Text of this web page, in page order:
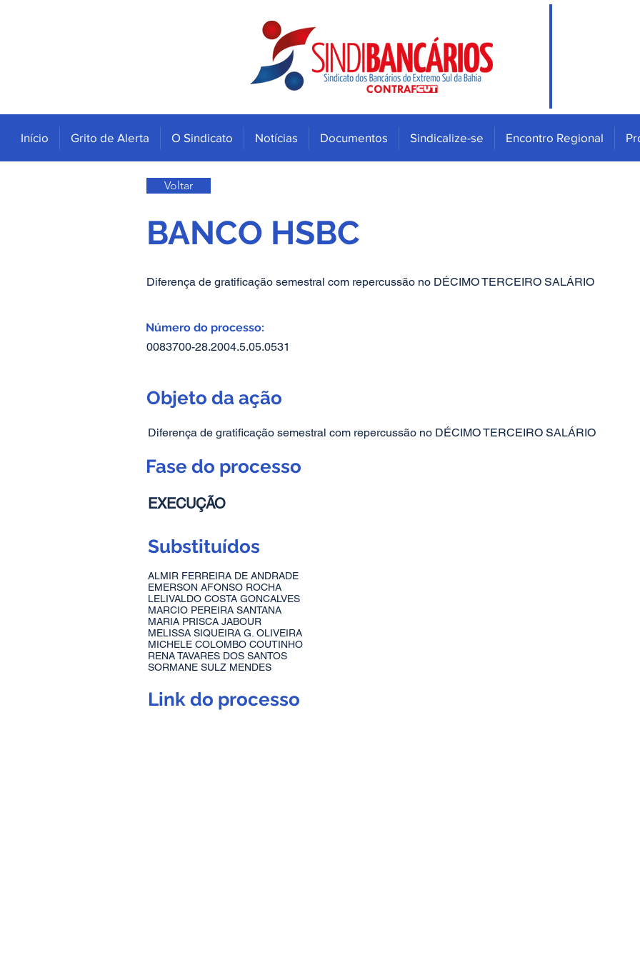
Início Grito de Alerta O Sindicato Notícias Documentos Sindicalize-se Encontro Regional
Voltar
BANCO HSBC
Diferença de gratificação semestral com repercussão no DÉCIMO TERCEIRO SALÁRIO
Número do processo:
0083700-28.2004.5.05.0531
Objeto da ação
Diferença de gratificação semestral com repercussão no DÉCIMO TERCEIRO SALÁRIO
Fase do processo
EXECUÇÃO
Substituídos
ALMIR FERREIRA DE ANDRADE
EMERSON AFONSO ROCHA
LELIVALDO COSTA GONCALVES
MARCIO PEREIRA SANTANA
MARIA PRISCA JABOUR
MELISSA SIQUEIRA G. OLIVEIRA
MICHELE COLOMBO COUTINHO
RENA TAVARES DOS SANTOS
SORMANE SULZ MENDES
Link do processo